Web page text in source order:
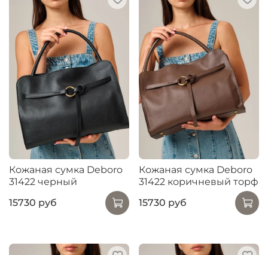
Кожаная сумка Deboro
31422 черный
15730 руб
Кожаная сумка Deboro
31422 коричневый торф
15730 руб